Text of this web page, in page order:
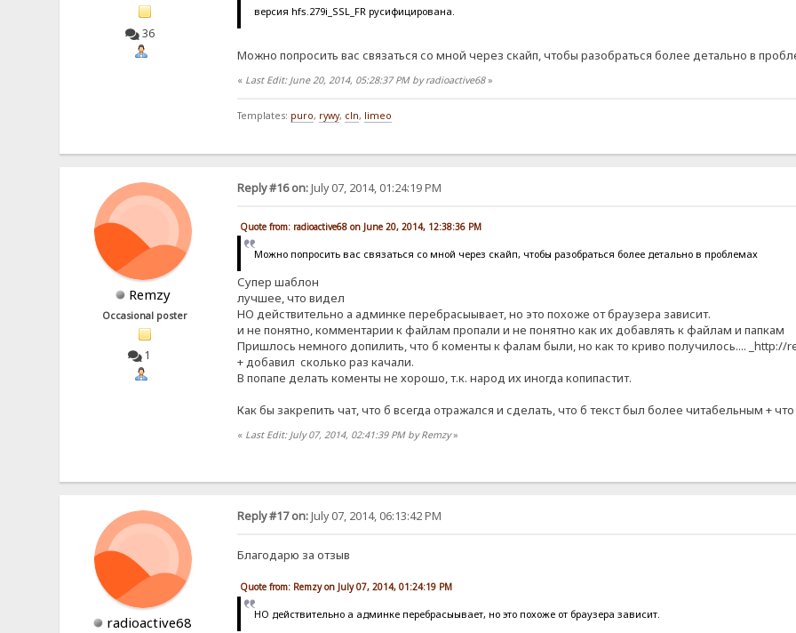
36
версия hfs.279i_SSL_FR русифицирована.
Можно попросить вас связаться со мной через скайп, чтобы разобраться более детально в
« Last Edit: June 20, 2014, 05:28:37 PM by radioactive68»
Templates: puro, rywy, cln, limeo
Remzy
Occasional poster
1
Reply #16 on:July 07, 2014, 01:24:19 PM
Quote from: radioactive68 on June 20, 2014, 12:38:36 PM
Можно попросить вас связаться со мной через скайп, чтобы разобраться более детально в проблемах
Супер шаблон
лучшее, что видел
НО действительно а админке перебрасыывает, но это похоже от браузера зависит.
и не понятно, комментарии к файлам пропали и не понятно как их добавлять к файлам и папкам
Пришлось немного допилить, что б коменты к фалам были, но как то криво получилось.... _http://
+ добавил сколько раз качали.
В попапе делать коменты не хорошо, т.к. народ их иногда копипастит.
Как бы закрепить чат, что б всегда отражался и сделать, что б текст был более читабельным +
« Last Edit: July 07, 2014, 02:41:39 PM by Remzy»
radioactive68
Reply #17 on:July 07, 2014, 06:13:42 PM
Благодарю за отзыв
Quote from: Remzy on July 07, 2014, 01:24:19 PM
НО действительно а админке перебрасыывает, но это похоже от браузера зависит.